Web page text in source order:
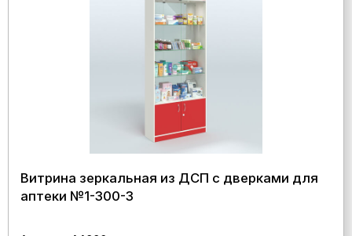
Витрина зеркальная из ДСП с дверками для
аптеки №1-300-3